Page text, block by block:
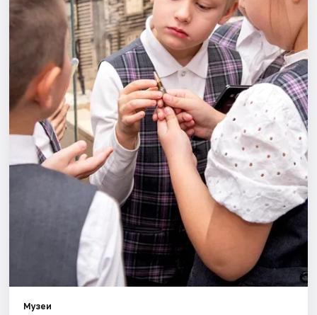
Площадки
Артисты
Рейтинги
Музеи